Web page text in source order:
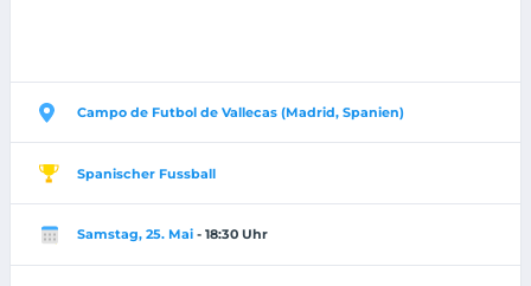
Campo de Futbol de Vallecas (Madrid, Spanien)
Spanischer Fussball
Samstag, 25. Mai - 18:30 Uhr